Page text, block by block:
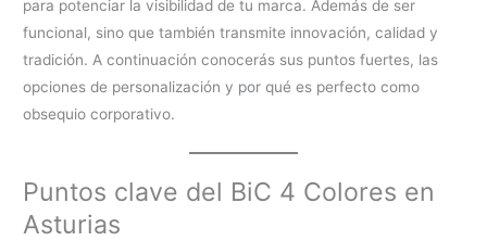
para potenciar la visibilidad de tu marca. Además de ser
funcional, sino que también transmite innovación, calidad y
tradición. A continuación conocerás sus puntos fuertes, las
opciones de personalización y por qué es perfecto como
obsequio corporativo.
Puntos clave del BiC 4 Colores en
Asturias